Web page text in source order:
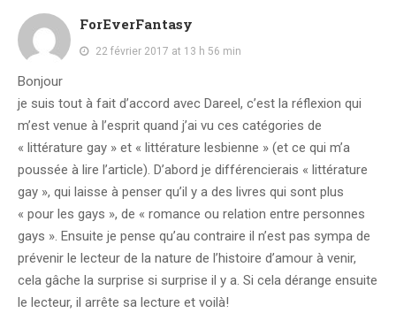
ForEverFantasy
22 février 2017 at 13 h 56 min
Bonjour
je suis tout à fait d’accord avec Dareel, c’est la réflexion qui
m’est venue à l’esprit quand j’ai vu ces catégories de
« littérature gay » et « littérature lesbienne » (et ce qui m’a
poussée à lire l’article). D’abord je différencierais « littérature
gay », qui laisse à penser qu’il y a des livres qui sont plus
« pour les gays », de « romance ou relation entre personnes
gays ». Ensuite je pense qu’au contraire il n’est pas sympa de
prévenir le lecteur de la nature de l’histoire d’amour à venir,
cela gâche la surprise si surprise il y a. Si cela dérange ensuite
le lecteur, il arrête sa lecture et voilà!